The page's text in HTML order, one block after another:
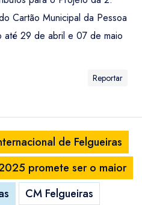
Cartão Municipal da Pessoa
até 29 de abril e 07 de maio
Reportar
de Felgueiras
promete ser o maior
CM Felgueiras